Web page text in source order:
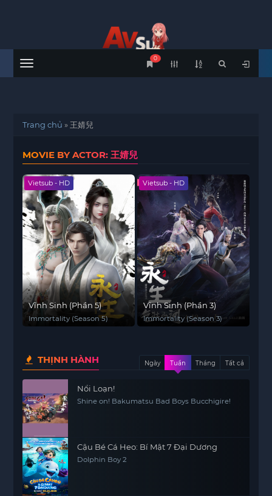
Menu
0
Trang chủ » 王婧兒
MOVIE BY ACTOR: 王婧兒
Vietsub - HD
Vĩnh Sinh (Phần 5)
Immortality (Season 5)
Vietsub - HD
Vĩnh Sinh (Phần 3)
Immortality (Season 3)
THỊNH HÀNH Ngày Tuần Tháng Tất cả
Nổi Loạn!
Shine on! Bakumatsu Bad Boys Bucchigire!
Cậu Bé Cá Heo: Bí Mật 7 Đại Dương
Dolphin Boy 2